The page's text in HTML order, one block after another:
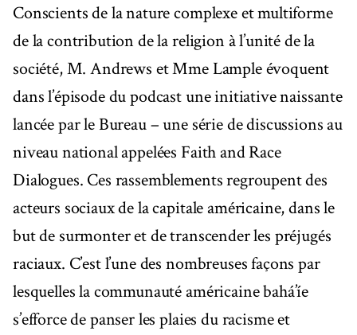
Conscients de la nature complexe et multiforme
de la contribution de la religion à l’unité de la
société, M. Andrews et Mme Lample évoquent
dans l’épisode du podcast une initiative naissante
lancée par le Bureau – une série de discussions au
niveau national appelées Faith and Race
Dialogues. Ces rassemblements regroupent des
acteurs sociaux de la capitale américaine, dans le
but de surmonter et de transcender les préjugés
raciaux. C’est l’une des nombreuses façons par
lesquelles la communauté américaine bahá’íe
s’efforce de panser les plaies du racisme et